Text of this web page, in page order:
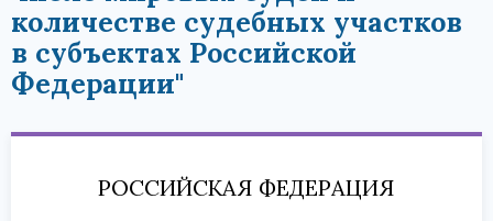
количестве судебных участков
в субъектах Российской
Федерации"
РОССИЙСКАЯ ФЕДЕРАЦИЯ